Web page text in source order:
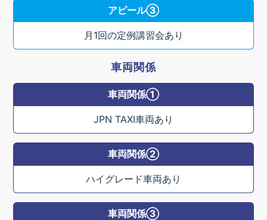
アピール③
月1回の定例講習会あり
車両関係
車両関係①
JPN TAXI車両あり
車両関係②
ハイグレード車両あり
車両関係③